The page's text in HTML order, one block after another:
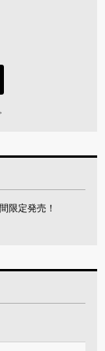
限定発売！